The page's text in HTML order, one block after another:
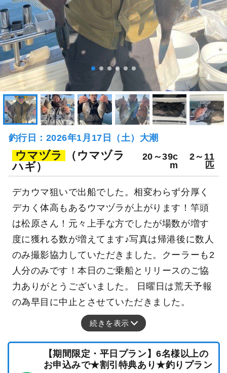
釣行日：2026年1月17日（土）大潮
ウマヅラ
（ウマヅラ
ハギ）
20～39c
m
2～11
匹
デカウマ狙いで出船でした。相変わらず分厚く
デカく体高もあるウマヅラが上がります！竿頭
は松原さん！元々上手な方でしたが場数が増す
度に獲れる数が増えてます♪写真は帰港後に数人
のみ撮影協力していただきました。クーラーも2
人分のみです！本日のご乗船とリリースのご協
力ありがとうございました。 日曜日は荒天予報
の為早目に中止とさせていただきました。
続きを表示
【期間限定・平日プラン】6名様以上の
お申込みで★割引特典あり★釣りプラン